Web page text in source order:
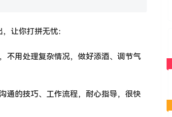
让你打拼无忧：
不用处理复杂情况，做好添酒、调节气
通的技巧、工作流程，耐心指导，很快